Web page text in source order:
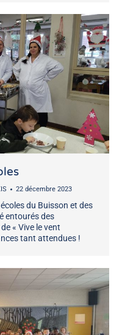
22 décembre 2023
du Buisson et des
entourés des
« Vive le vent
tant attendues !